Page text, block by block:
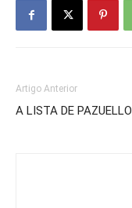
Artigo Anterior
A LISTA DE PAZUELLO